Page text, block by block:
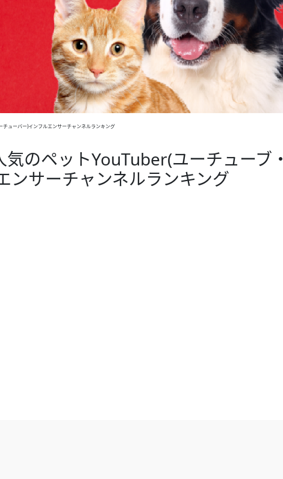
ューバー)インフルエンサーチャンネルランキング
のペットYouTuber(ユーチューブ・
ンサーチャンネルランキング